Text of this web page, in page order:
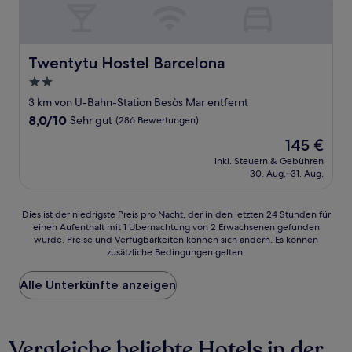
Twentytu Hostel Barcelona
Twentytu Hostel Barcelona
2.0-
Sterne-
Unterkunft
3 km von U-Bahn-Station Besòs Mar entfernt
8.0
8,0/10 Sehr gut (286 Bewertungen)
Der
Preis
beträgt
145 €
inkl. Steuern & Gebühren
30. Aug.–31. Aug.
Dies
der
Preis
pro
Nacht,
den
Dies ist der niedrigste Preis pro Nacht, der in den letzten 24 Stunden für
einen Aufenthalt mit 1 Übernachtung von 2 Erwachsenen gefunden
wurde. Preise und Verfügbarkeiten können sich ändern. Es können
zusätzliche Bedingungen gelten.
Alle Unterkünfte anzeigen